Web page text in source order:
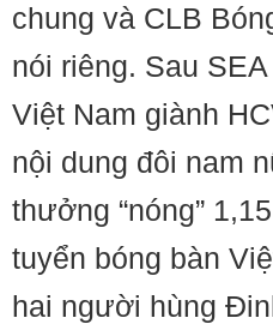
chung và CLB
nói riêng. Sau
Việt Nam giành
nội dung đôi nam
thưởng “nóng”
tuyển bóng bàn
hai người hùng